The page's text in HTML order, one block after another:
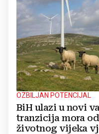
OZBILJAN POTENCIJAL
BiH ulazi u novi
tranzicija mora
životnog vijeka